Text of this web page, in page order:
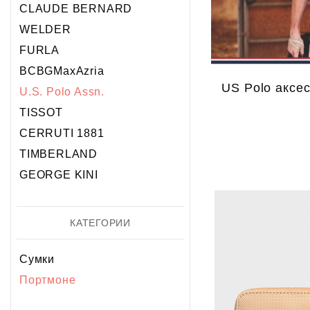
Хронограф
Механика
Календарь
Хронограф
Механика
CLAUDE BERNARD
WELDER
FURLA
BCBGMaxAzria
U.S. Polo Assn.
TISSOT
CERRUTI 1881
TIMBERLAND
GEORGE KINI
КАТЕГОРИИ
Сумки
Портмоне
US Polo